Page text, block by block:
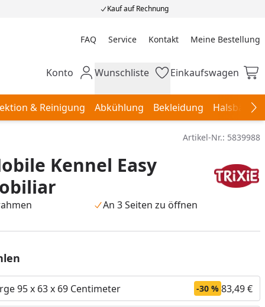
Kauf auf Rechnung
FAQ Service Kontakt Meine Bestellung
Meine Bestellung
Mein Konto
Konto Wunschliste
Wunschliste Einkaufswagen
Einkaufswagen
& Reinigung Abkühlung Bekleidung
Artikel-Nr.: 5839988
Kennel Easy
An 3 Seiten zu öffnen
95 x 63 x 69 Centimeter -30 % 83,49 €